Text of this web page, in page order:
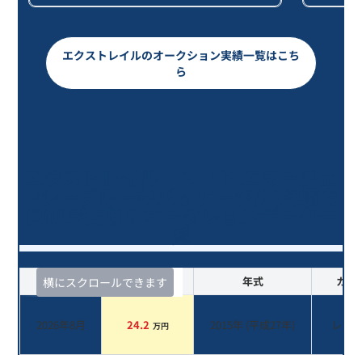
エクストレイルのオークション実績一覧はこち
ら
横にスクロールできます
査定時期 セルカ実績 年式 カラ
2026年8月 24.2 万円 2015年 (平成27年) レッド